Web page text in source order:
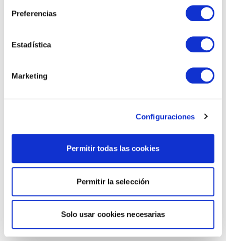
Preferencias
Estadística
Marketing
Configuraciones
Permitir todas las cookies
Permitir la selección
Solo usar cookies necesarias